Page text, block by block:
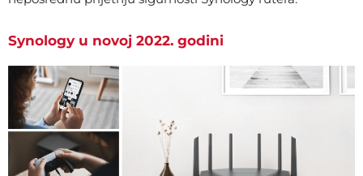
Synology u novoj 2022. godini